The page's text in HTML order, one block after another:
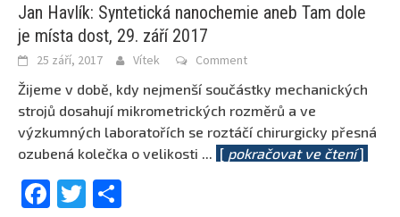
Jan Havlík: Syntetická nanochemie aneb Tam dole
je místa dost, 29. září 2017
25 září, 2017 Vítek Comment
Žijeme v době, kdy nejmenší součástky mechanických
strojů dosahují mikrometrických rozměrů a ve
výzkumných laboratořích se roztáčí chirurgicky přesná
ozubená kolečka o velikosti ... [ pokračovat ve čtení]
Facebook
Twitter